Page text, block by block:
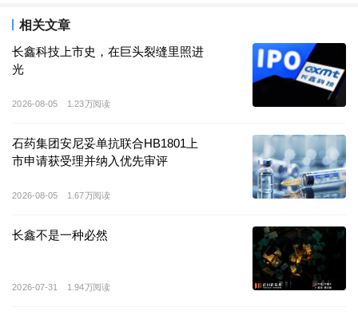
就在不久前，大普微刚创下上市
倍的亮眼纪录，如今其股价较发行价涨幅已达12.7
倍，成为2026 年 A股市场最受瞩目的次新股之一。
如果说生成式AI
的崛起是吹响这波资本热潮的行业东
传统认知中， AI竞争的核心是
与大模型，但实际应
用场景中，存储才是数据运转的核心枢纽。AI大模型训
求，普通消费级
7×24小时的高强
算力的刚需配件。
相关文章
长鑫科技上市史，在巨头裂缝里照进
光
2026-08-05 1.23万阅读
石药集团安尼妥单抗联合HB1801上
市申请获受理并纳入优先审评
2026-08-05 1.67万阅读
长鑫不是一种必然
2026-07-31 1.94万阅读